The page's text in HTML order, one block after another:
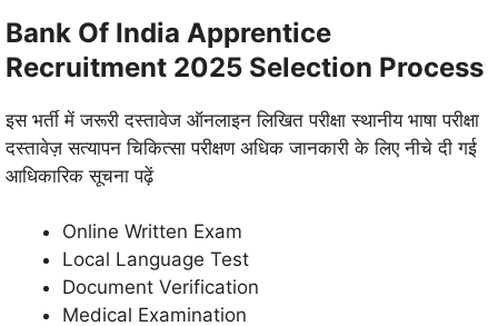
Bank Of India Apprentice
Recruitment 2025 Selection Process
इस भर्ती में जरूरी दस्तावेज ऑनलाइन लिखित परीक्षा स्थानीय भाषा परीक्षा
दस्तावेज़ सत्यापन चिकित्सा परीक्षण अधिक जानकारी के लिए नीचे दी गई
आधिकारिक सूचना पढ़ें
Online Written Exam
Local Language Test
Document Verification
Medical Examination